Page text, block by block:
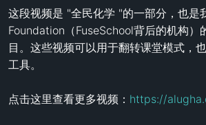
这段视频是 "全民化学 "的一部分，也是
Foundation（FuseSchool背后的机构）
目。这些视频可以用于翻转课堂模式，
工具。
点击这里查看更多视频： https://